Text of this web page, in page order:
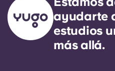
ayudarte
estudios
más allá.